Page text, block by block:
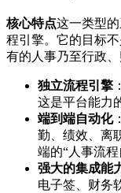
核心特点这一类型
程引擎。它的目标
有的人事乃至行政
独立流程引擎
这是平台能力
端到端自动化
勤、绩效、离
端的“人事流程
强大的集成能
电子签、财务